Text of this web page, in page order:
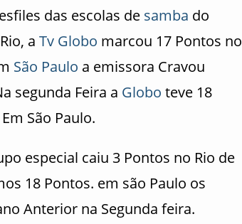
das escolas de samba do
a Tv Globo marcou 17 Pontos no
São Paulo a emissora Cravou
segunda Feira a Globo teve 18
São Paulo.
especial caiu 3 Pontos no Rio de
18 Pontos. em são Paulo os
Anterior na Segunda feira.